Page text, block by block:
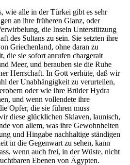
wie alle in der Türkei gibt es sehr
an ihre früheren Glanz, oder
die Inseln Unterstützung
des Sultans zu sein. Sie setzten ihre
Griechenland, ohne daran zu
die sie sofort anrufen chargerait
Meer, und berauben sie die Ruhe
Herrschaft. In Gott verhüte, daß wir
der Unabhängigkeit zu verurteilen,
oder wie ihre Brüder Hydra
und wenn vollendete ihre
Opfer, die sie führen muss
diese glücklichen Sklaven, launisch,
von allem, was ihre Gewohnheiten
und Hingabe nachhaltige ständigen
in die Gegenwart zu sehen, kann
wenn auch frei, in der Wüste, nicht
Ebenen von Ägypten.